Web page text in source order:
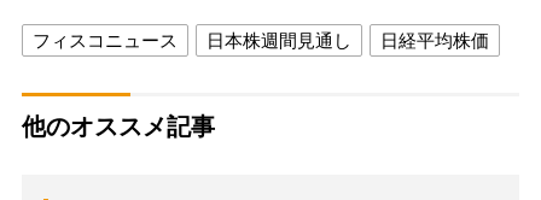
フィスコニュース 日本株週間見通し 日経平均株価
他のオススメ記事